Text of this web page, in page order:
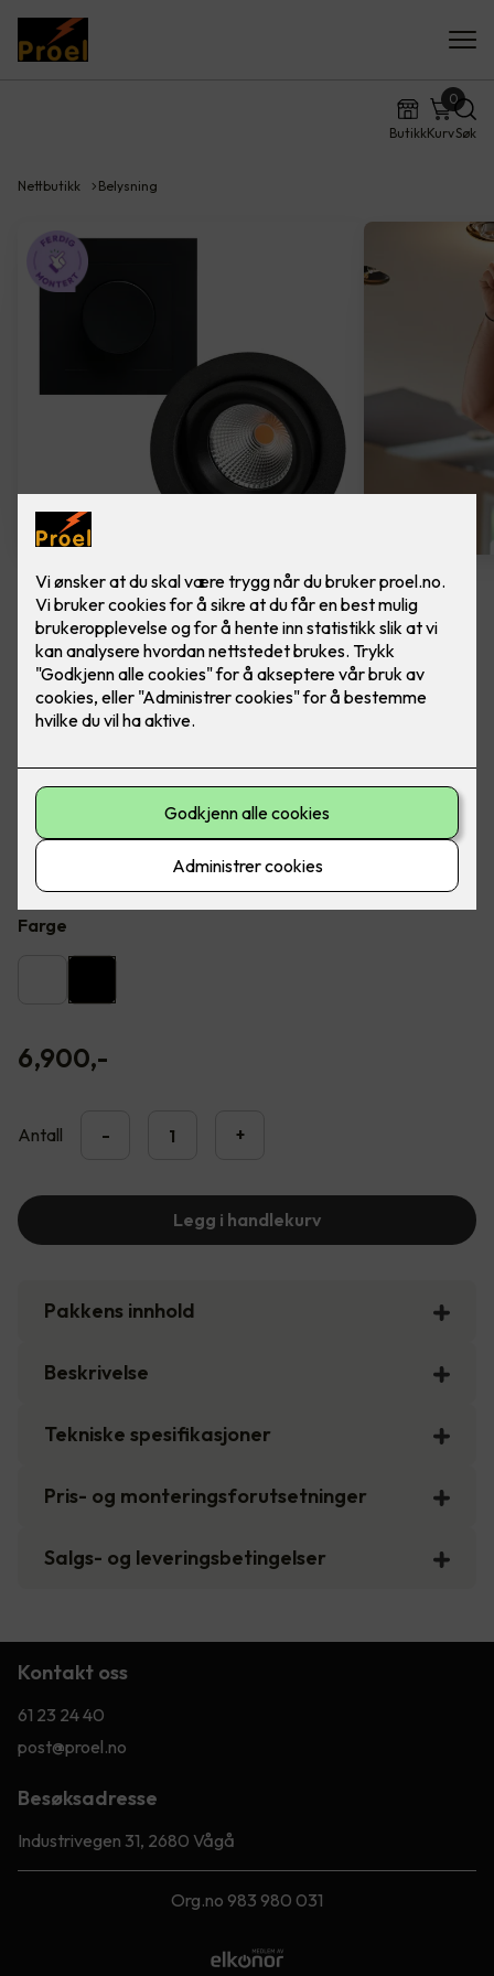
ButikkKurv
0
Søk
Nettbutikk Belysning
6 stk sorte LED downlights
rehab inkl. LED dimmer
Ferdig montert - Junistar ECO 2700 m/ LED
Flott LED downlight med 42 graders spredning og 30
graders vipp i to retninger til innendørs bruke, inkl. LED
dimmer. Inkludert montering.
Farge
6,900,-
Antall - +
Legg i handlekurv
Pakkens innhold
Beskrivelse
Tekniske spesifikasjoner
Pris- og monteringsforutsetninger
Salgs- og leveringsbetingelser
Kontakt oss
61 23 24 40
post@proel.no
Besøksadresse
Industrivegen 31, 2680 Vågå
Org.no 983 980 031